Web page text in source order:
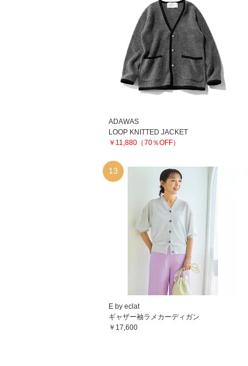
ADAWAS
LOOP KNITTED JACKET
￥11,880（70％OFF）
13
E by eclat
ギャザー袖ラメカーディガン
￥17,600